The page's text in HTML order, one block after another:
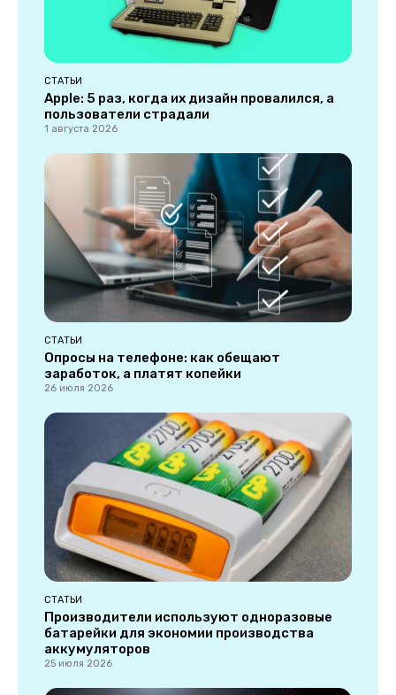
СТАТЬИ
Apple: 5 раз, когда их дизайн провалился, а
пользователи страдали
1 августа 2026
СТАТЬИ
Опросы на телефоне: как обещают
заработок, а платят копейки
26 июля 2026
СТАТЬИ
Производители используют одноразовые
батарейки для экономии производства
аккумуляторов
25 июля 2026